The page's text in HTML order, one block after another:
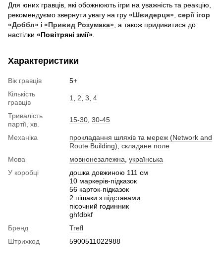
Для юних гравців, які обожнюють ігри на уважність та реакцію,
рекомендуємо звернути увагу на гру «Швидерця» серії ігор
«Доббл» і «Привид Розумака» , а також придивитися до
настілки «Повітряні змії»
Характеристики
Вік гравців
5+
Кількість
гравців
1 2 3 4
Тривалість
партії, хв.
15-30 30-45
Механіка
прокладання шляхів та мереж (Network and
Route Building) складане поле
Мова
мовнонезалежна українська
У коробці
дошка довжиною 111 см
10 маркерів-підказок
56 карток-підказок
2 пішаки з підставами
пісочний годинник
ghfdbkf
Бренд
Trefl
Штрихкод
5900511022988